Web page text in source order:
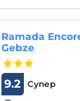
и удобства за
паркинг, 24-
чистене са сред
имота.
Ramada
Gebze
Супер
9.2